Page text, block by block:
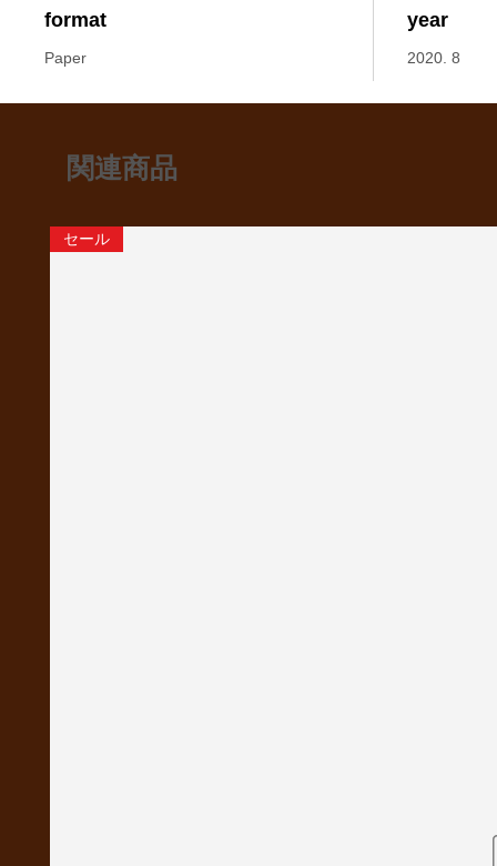
format
Paper
year
2020. 8
関連商品
セール